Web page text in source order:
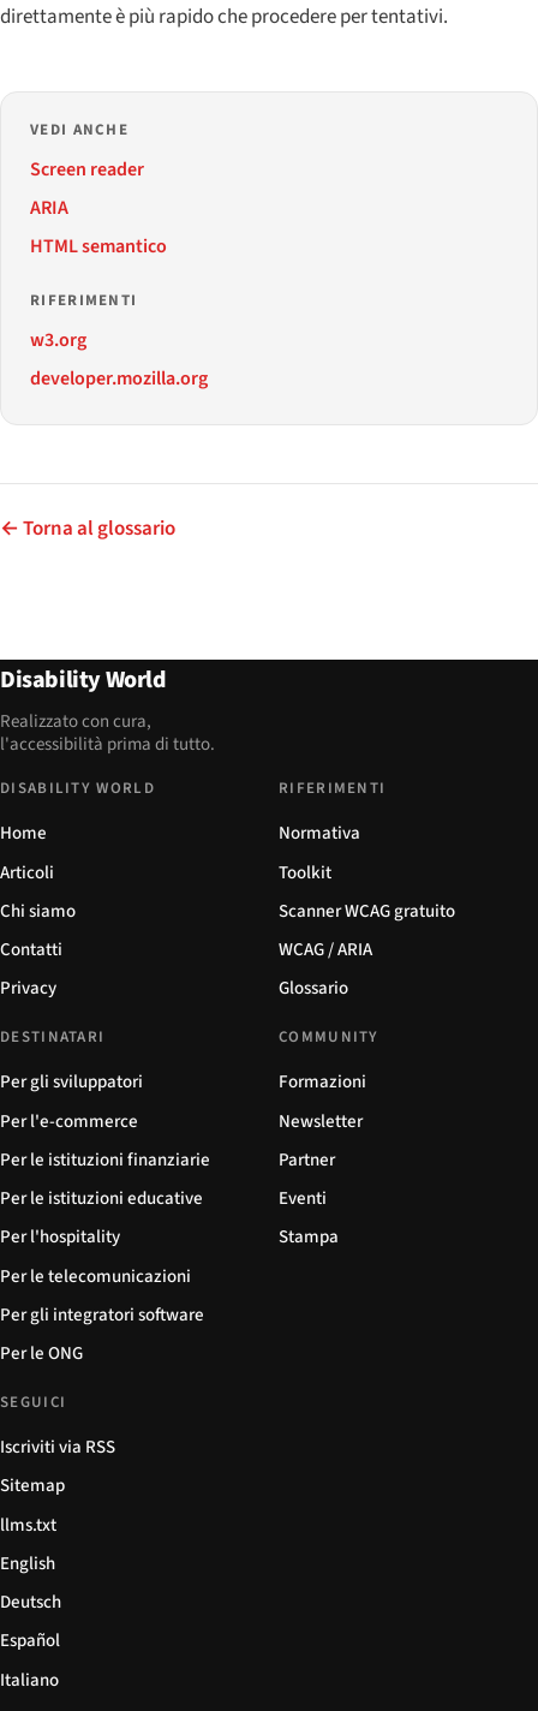
direttamente è più rapido che procedere per tentativi.
VEDI ANCHE
Screen reader
ARIA
HTML semantico
RIFERIMENTI
w3.org
developer.mozilla.org
← Torna al glossario
Disability World
Realizzato con cura,
l'accessibilità prima di tutto.
DISABILITY WORLD
Home
Articoli
Chi siamo
Contatti
Privacy
RIFERIMENTI
Normativa
Toolkit
Scanner WCAG gratuito
WCAG / ARIA
Glossario
DESTINATARI
Per gli sviluppatori
Per l'e-commerce
Per le istituzioni finanziarie
Per le istituzioni educative
Per l'hospitality
Per le telecomunicazioni
Per gli integratori software
Per le ONG
COMMUNITY
Formazioni
Newsletter
Partner
Eventi
Stampa
SEGUICI
Iscriviti via RSS
Sitemap
llms.txt
English
Deutsch
Español
Italiano